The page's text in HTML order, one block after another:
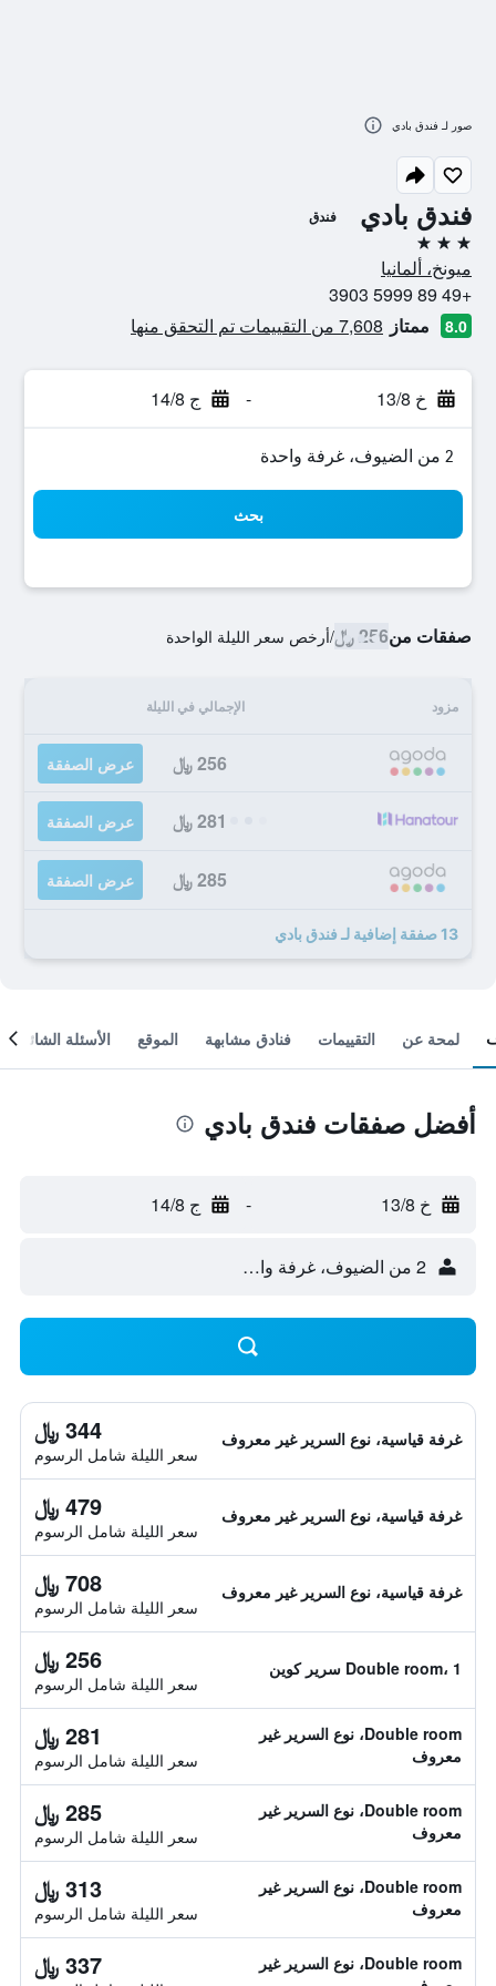
فندق بادي فندق
3 نجوم
ميونخ، ألمانيا
+49 89 5999 3903
8.0 ممتاز 7,608 من التقييمات تم التحقق منها
خ 13/8 - ج 14/8
2 من الضيوف، غرفة واحدة
بحث
صفقات من256 ﷼ /أرخص سعر الليلة الواحدة
مزود الإجمالي في الليلة
256 ﷼ عرض الصفقة
281 ﷼ عرض الصفقة
285 ﷼ عرض الصفقة
13 صفقة إضافية لـ فندق بادي
صور لـ فندق بادي
لمحة عن التقييمات فنادق مشابهة الموقع الأسئلة الشائعة
أفضل صفقات فندق بادي
خ 13/8 - ج 14/8
2 من الضيوف، غرفة واحدة
غرفة قياسية، نوع السرير غير معروف 344 ﷼
سعر الليلة شامل الرسوم
غرفة قياسية، نوع السرير غير معروف 479 ﷼
سعر الليلة شامل الرسوم
غرفة قياسية، نوع السرير غير معروف 708 ﷼
سعر الليلة شامل الرسوم
Double room، 1 سرير كوين 256 ﷼
سعر الليلة شامل الرسوم
Double room، نوع السرير غير
معروف
281 ﷼
سعر الليلة شامل الرسوم
Double room، نوع السرير غير
معروف
285 ﷼
سعر الليلة شامل الرسوم
Double room، نوع السرير غير
معروف
313 ﷼
سعر الليلة شامل الرسوم
Double room، نوع السرير غير
337 ﷼